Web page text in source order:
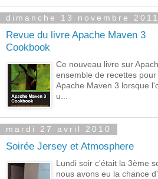
dimanche 13 novembre 2011
Revue du livre Apache Maven 3
Cookbook
Ce nouveau livre sur
ensemble de recettes
Apache Maven 3 lorsque
u...
mardi 27 avril 2010
Soirée Jersey et Atmosphere
Lundi soir c'était la 3ème
nous avons eu la chance